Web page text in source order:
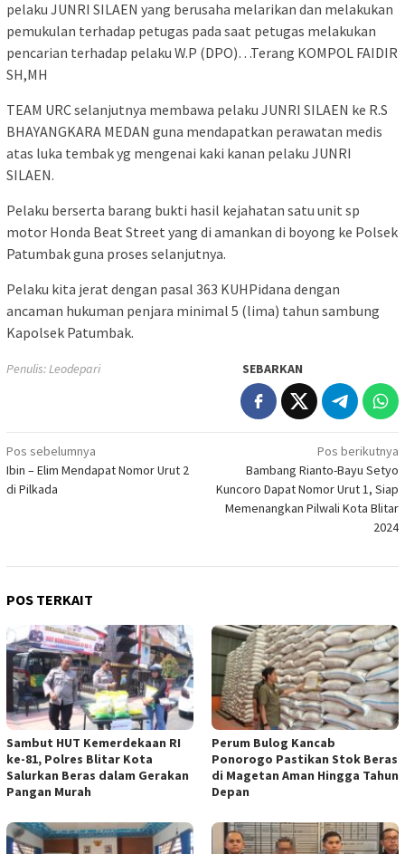
pelaku JUNRI SILAEN yang berusaha melarikan dan melakukan
pemukulan terhadap petugas pada saat petugas melakukan
pencarian terhadap pelaku W.P (DPO)…Terang KOMPOL FAIDIR
SH,MH
TEAM URC selanjutnya membawa pelaku JUNRI SILAEN ke R.S
BHAYANGKARA MEDAN guna mendapatkan perawatan medis
atas luka tembak yg mengenai kaki kanan pelaku JUNRI
SILAEN.
Pelaku berserta barang bukti hasil kejahatan satu unit sp
motor Honda Beat Street yang di amankan di boyong ke Polsek
Patumbak guna proses selanjutnya.
Pelaku kita jerat dengan pasal 363 KUHPidana dengan
ancaman hukuman penjara minimal 5 (lima) tahun sambung
Kapolsek Patumbak.
Penulis: Leodepari SEBARKAN
Navigasi
pos
Pos sebelumnya
Ibin – Elim Mendapat Nomor Urut 2
di Pilkada
Pos berikutnya
Bambang Rianto-Bayu Setyo
Kuncoro Dapat Nomor Urut 1, Siap
Memenangkan Pilwali Kota Blitar
2024
POS TERKAIT
Sambut HUT Kemerdekaan RI
ke-81, Polres Blitar Kota
Salurkan Beras dalam Gerakan
Pangan Murah
Perum Bulog Kancab
Ponorogo Pastikan Stok Beras
di Magetan Aman Hingga Tahun
Depan